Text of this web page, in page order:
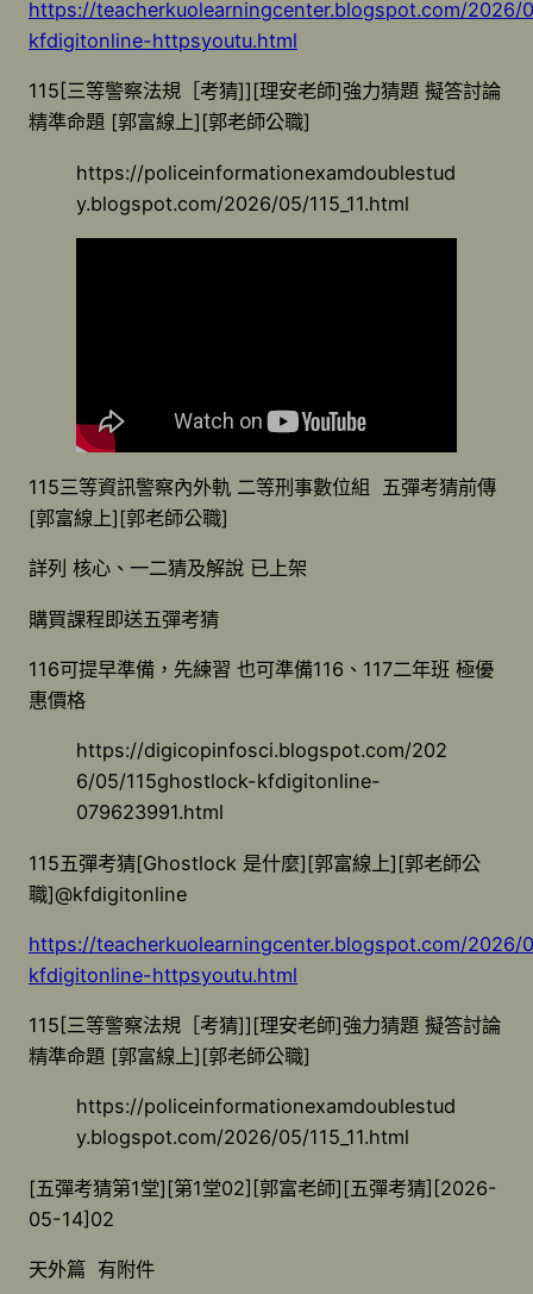
https://teacherkuolearningcenter.blogspot.com/2026/
kfdigitonline-httpsyoutu.html
115[三等警察法規［考猜]][理安老師]強力猜題 擬答討論
精準命題 [郭富線上][郭老師公職]
https://policeinformationexamdoublestud
y.blogspot.com/2026/05/115_11.html
115三等資訊警察內外軌 二等刑事數位組 五彈考猜前傳
[郭富線上][郭老師公職]
詳列 核心、一二猜及解說 已上架
購買課程即送五彈考猜
116可提早準備，先練習 也可準備116、117二年班 極優
惠價格
https://digicopinfosci.blogspot.com/202
6/05/115ghostlock-kfdigitonline-
079623991.html
115五彈考猜[Ghostlock 是什麼][郭富線上][郭老師公
職]@kfdigitonline
https://teacherkuolearningcenter.blogspot.com/2026/
kfdigitonline-httpsyoutu.html
115[三等警察法規［考猜]][理安老師]強力猜題 擬答討論
精準命題 [郭富線上][郭老師公職]
https://policeinformationexamdoublestud
y.blogspot.com/2026/05/115_11.html
[五彈考猜第1堂][第1堂02][郭富老師][五彈考猜][2026-
05-14]02
天外篇 有附件